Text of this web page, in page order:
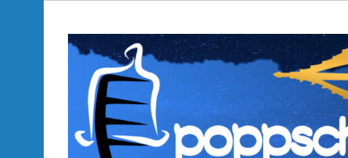
Podcasts zu Ihrem Vergnügen